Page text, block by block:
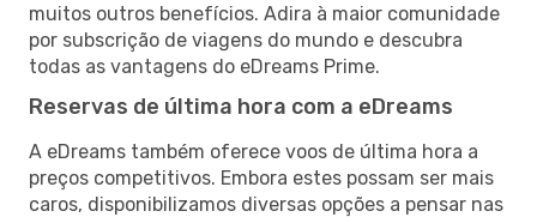
muitos outros benefícios. Adira à maior comunidade
por subscrição de viagens do mundo e descubra
todas as vantagens do eDreams Prime.
Reservas de última hora com a eDreams
A eDreams também oferece voos de última hora a
preços competitivos. Embora estes possam ser mais
caros, disponibilizamos diversas opções a pensar nas